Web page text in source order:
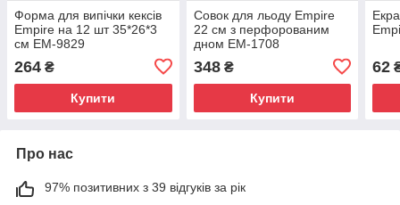
Форма для випічки кексів
Empire на 12 шт 35*26*3
см ЕМ-9829
264 ₴
Купити
Совок для льоду Empire
22 см з перфорованим
дном ЕМ-1708
348₴
Купити
62
Про нас
97% позитивних з 39 відгуків за рік